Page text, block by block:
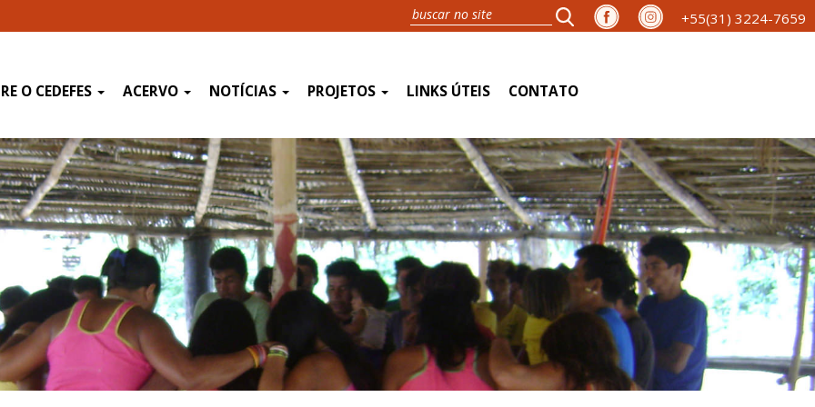
+55(31) 3224-7659
O CEDEFES ACERVO NOTÍCIAS PROJETOS LINKS ÚTEIS CONTATO